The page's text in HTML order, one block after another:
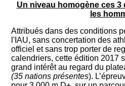
Un niveau homogène ces 3
les
Attribués dans des conditions
l'IAU, sans concertation des
officiel et sans trop porter de
calendriers, cette édition 2017
grand intérêt au regard du
(35 nations présentes).